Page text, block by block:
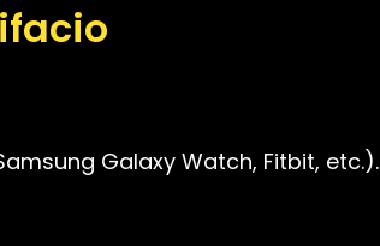
Galaxy Watch, Fitbit, etc.).